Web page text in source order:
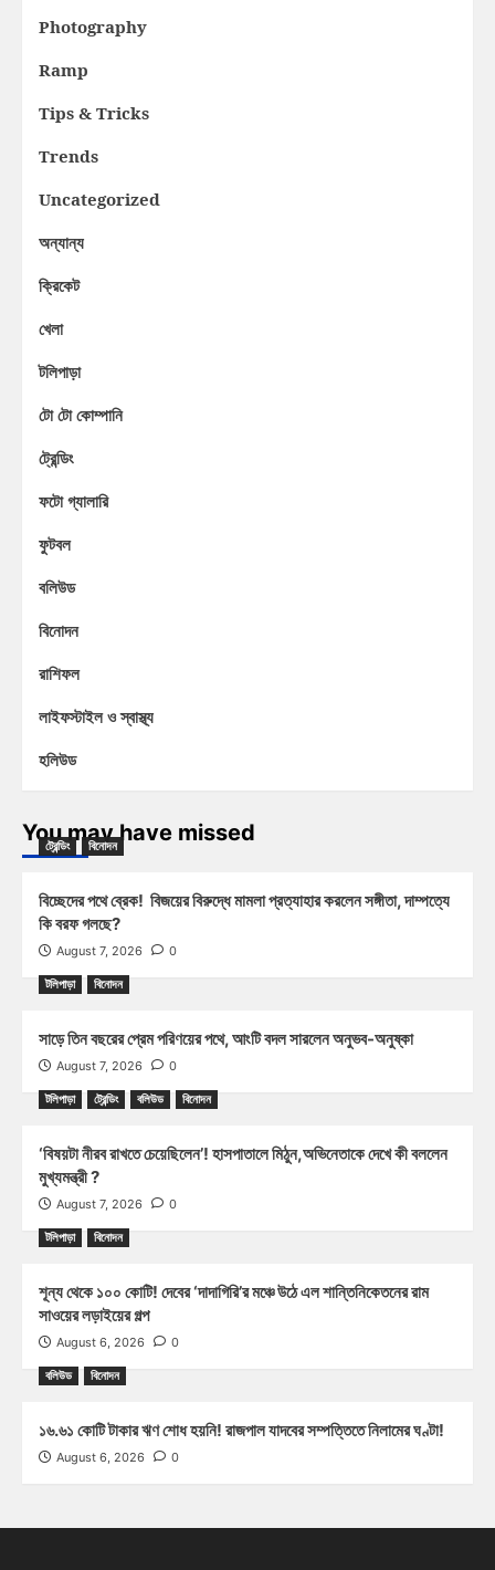
Photography
Ramp
Tips & Tricks
Trends
Uncategorized
অন্যান্য
ক্রিকেট
খেলা
টলিপাড়া
টো টো কোম্পানি
ট্রেন্ডিং
ফটো গ্যালারি
ফুটবল
বলিউড
বিনোদন
রাশিফল
লাইফস্টাইল ও স্বাস্থ্য
হলিউড
You may have missed
ট্রেন্ডিং বিনোদন
বিচ্ছেদের পথে ব্রেক! বিজয়ের বিরুদ্ধে মামলা প্রত্যাহার করলেন সঙ্গীতা, দাম্পত্যে
কি বরফ গলছে?
August 7, 2026 0
টলিপাড়া বিনোদন
সাড়ে তিন বছরের প্রেম পরিণয়ের পথে, আংটি বদল সারলেন অনুভব-অনুষ্কা
August 7, 2026 0
টলিপাড়া ট্রেন্ডিং বলিউড বিনোদন
‘বিষয়টা নীরব রাখতে চেয়েছিলেন’! হাসপাতালে মিঠুন,অভিনেতাকে দেখে কী বললেন
মুখ্যমন্ত্রী ?
August 7, 2026 0
টলিপাড়া বিনোদন
শূন্য থেকে ১০০ কোটি! দেবের ‘দাদাগিরি’র মঞ্চে উঠে এল শান্তিনিকেতনের রাম
সাওয়ের লড়াইয়ের গল্প
August 6, 2026 0
বলিউড বিনোদন
১৬.৬১ কোটি টাকার ঋণ শোধ হয়নি! রাজপাল যাদবের সম্পত্তিতে নিলামের ঘণ্টা!
August 6, 2026 0